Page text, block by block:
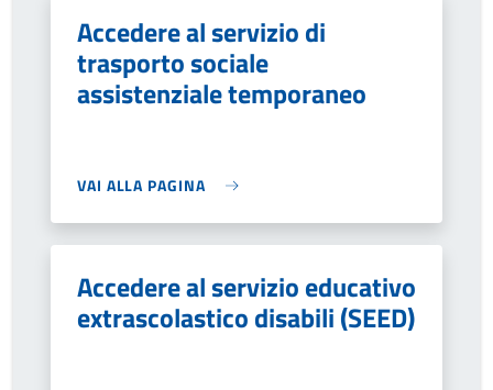
Accedere al servizio di
trasporto sociale
assistenziale temporaneo
VAI ALLA PAGINA
Accedere al servizio educativo
extrascolastico disabili (SEED)